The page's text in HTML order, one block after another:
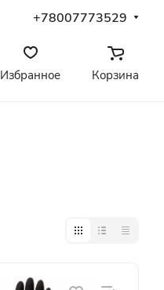
+78007773529
Избранное Корзина